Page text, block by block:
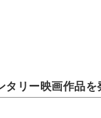
リー映画作品を